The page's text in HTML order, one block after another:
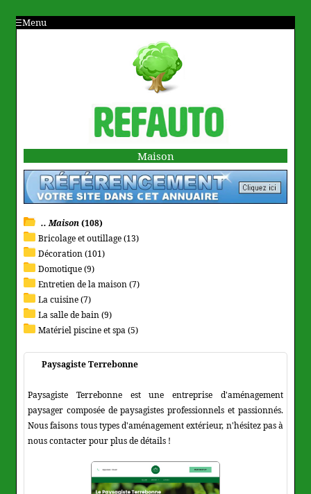
Menu
Maison
.. Maison(108)
Bricolage et outillage (13)
Décoration (101)
Domotique (9)
Entretien de la maison (7)
La cuisine (7)
La salle de bain (9)
Matériel piscine et spa (5)
Paysagiste Terrebonne
Paysagiste Terrebonne est une entreprise d'aménagement
paysager composée de paysagistes professionnels et passionnés.
Nous faisons tous types d'aménagement extérieur, n'hésitez pas à
nous contacter pour plus de détails !